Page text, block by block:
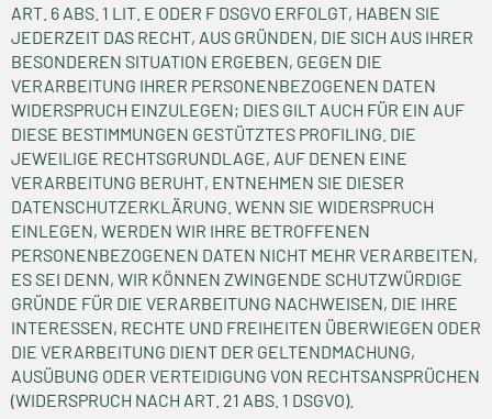
ART. 6 ABS. 1 LIT. E ODER F DSGVO ERFOLGT, HABEN SIE
JEDERZEIT DAS RECHT, AUS GRÜNDEN, DIE SICH AUS IHRER
BESONDEREN SITUATION ERGEBEN, GEGEN DIE
VERARBEITUNG IHRER PERSONENBEZOGENEN DATEN
WIDERSPRUCH EINZULEGEN; DIES GILT AUCH FÜR EIN AUF
DIESE BESTIMMUNGEN GESTÜTZTES PROFILING. DIE
JEWEILIGE RECHTSGRUNDLAGE, AUF DENEN EINE
VERARBEITUNG BERUHT, ENTNEHMEN SIE DIESER
DATENSCHUTZERKLÄRUNG. WENN SIE WIDERSPRUCH
EINLEGEN, WERDEN WIR IHRE BETROFFENEN
PERSONENBEZOGENEN DATEN NICHT MEHR VERARBEITEN,
ES SEI DENN, WIR KÖNNEN ZWINGENDE SCHUTZWÜRDIGE
GRÜNDE FÜR DIE VERARBEITUNG NACHWEISEN, DIE IHRE
INTERESSEN, RECHTE UND FREIHEITEN ÜBERWIEGEN ODER
DIE VERARBEITUNG DIENT DER GELTENDMACHUNG,
AUSÜBUNG ODER VERTEIDIGUNG VON RECHTSANSPRÜCHEN
(WIDERSPRUCH NACH ART. 21 ABS. 1 DSGVO).